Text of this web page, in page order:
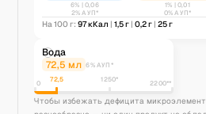
6% |0,06
2% АУП*
1% |0,01
0% АУП*
На 100 г: 97кКал | 1,5г | 0,2г | 25г
Вода
72,5 мл 6% АУП*
0 72,5 1250* 2200**
Чтобы избежать дефицита